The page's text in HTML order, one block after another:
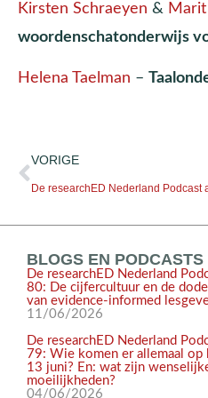
Kirsten Schraeyen &
woordenschatonderwijs
Helena Taelman –
VORIGE
De researchED Nederland Podcast
BLOGS EN PODCASTS
De researchED Nederland
80: De cijfercultuur en de
van evidence-informed
11/06/2026
De researchED Nederland
79: Wie komen er allemaal op
13 juni? En: wat zijn
moeilijkheden?
04/06/2026